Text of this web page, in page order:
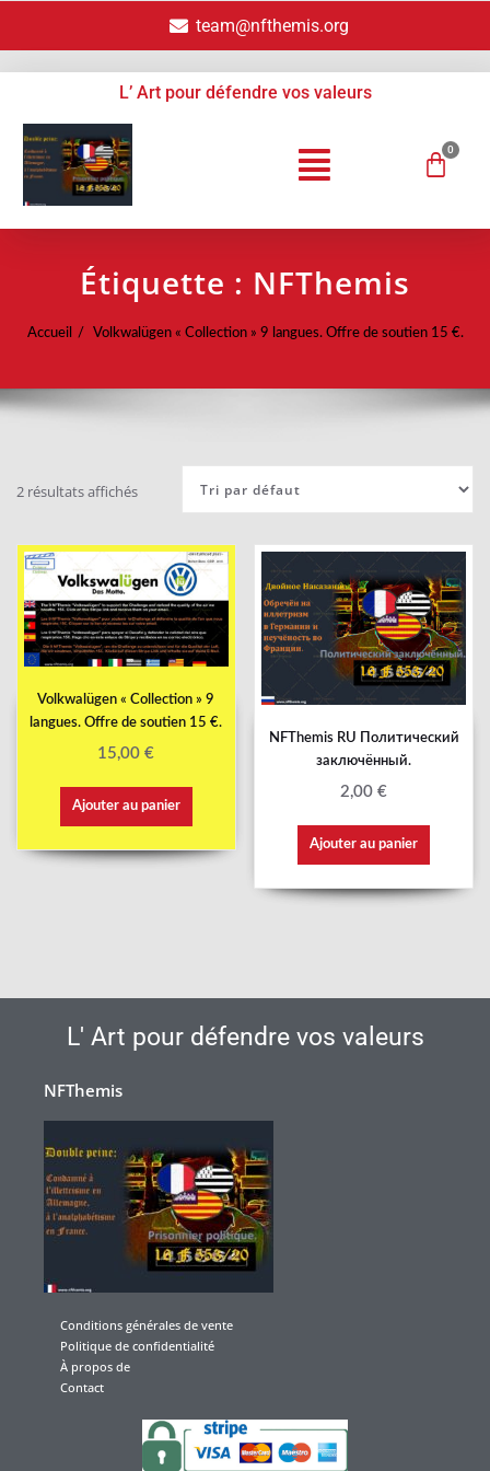
team@nfthemis.org
L’ Art pour défendre vos valeurs
Étiquette : NFThemis
Accueil Volkwalügen « Collection » 9 langues. Offre de soutien 15 €.
2 résultats affichés
Volkwalügen « Collection » 9
langues. Offre de soutien 15 €.
15,00€
Ajouter au panier
NFThemis RU Политический
заключённый.
2,00€
Ajouter au panier
L' Art pour défendre vos valeurs
NFThemis
Conditions générales de vente
Politique de confidentialité
À propos de
Contact